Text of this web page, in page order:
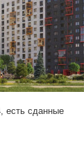
есть сданные